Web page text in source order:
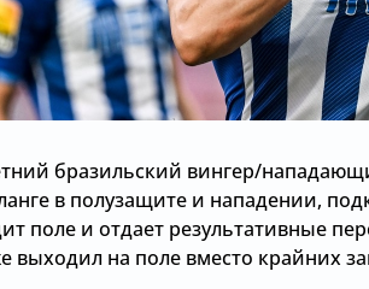
бразильский вингер/
в полузащите и нападении,
поле и отдает результативные
выходил на поле вместо крайних